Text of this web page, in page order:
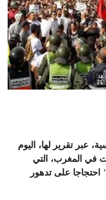
عبر تقرير لها، اليوم
في المغرب، التي
شباب من "جيل زد 212" احتجاجا على تدهور